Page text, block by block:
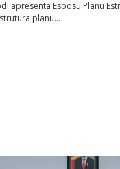
apresenta Esbosu Planu
planu…